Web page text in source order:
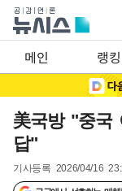
메인 랭킹
美국방 "중국
답"
기사등록 2026/04/16